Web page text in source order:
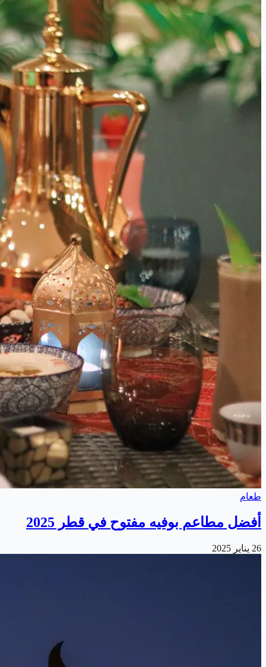
طعام
أفضل مطاعم بوفيه مفتوح في قطر 2025
26 يناير 2025